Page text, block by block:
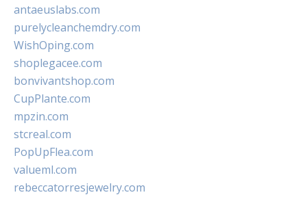
antaeuslabs.com
purelycleanchemdry.com
WishOping.com
shoplegacee.com
bonvivantshop.com
CupPlante.com
mpzin.com
stcreal.com
PopUpFlea.com
valueml.com
rebeccatorresjewelry.com